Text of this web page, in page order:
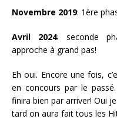
Novembre 2019: 1ère
Avril 2024: seconde
approche à grand pas!
Eh oui. Encore une fois,
en concours par le
finira bien par arriver! Oui
tard on aura fait tous les